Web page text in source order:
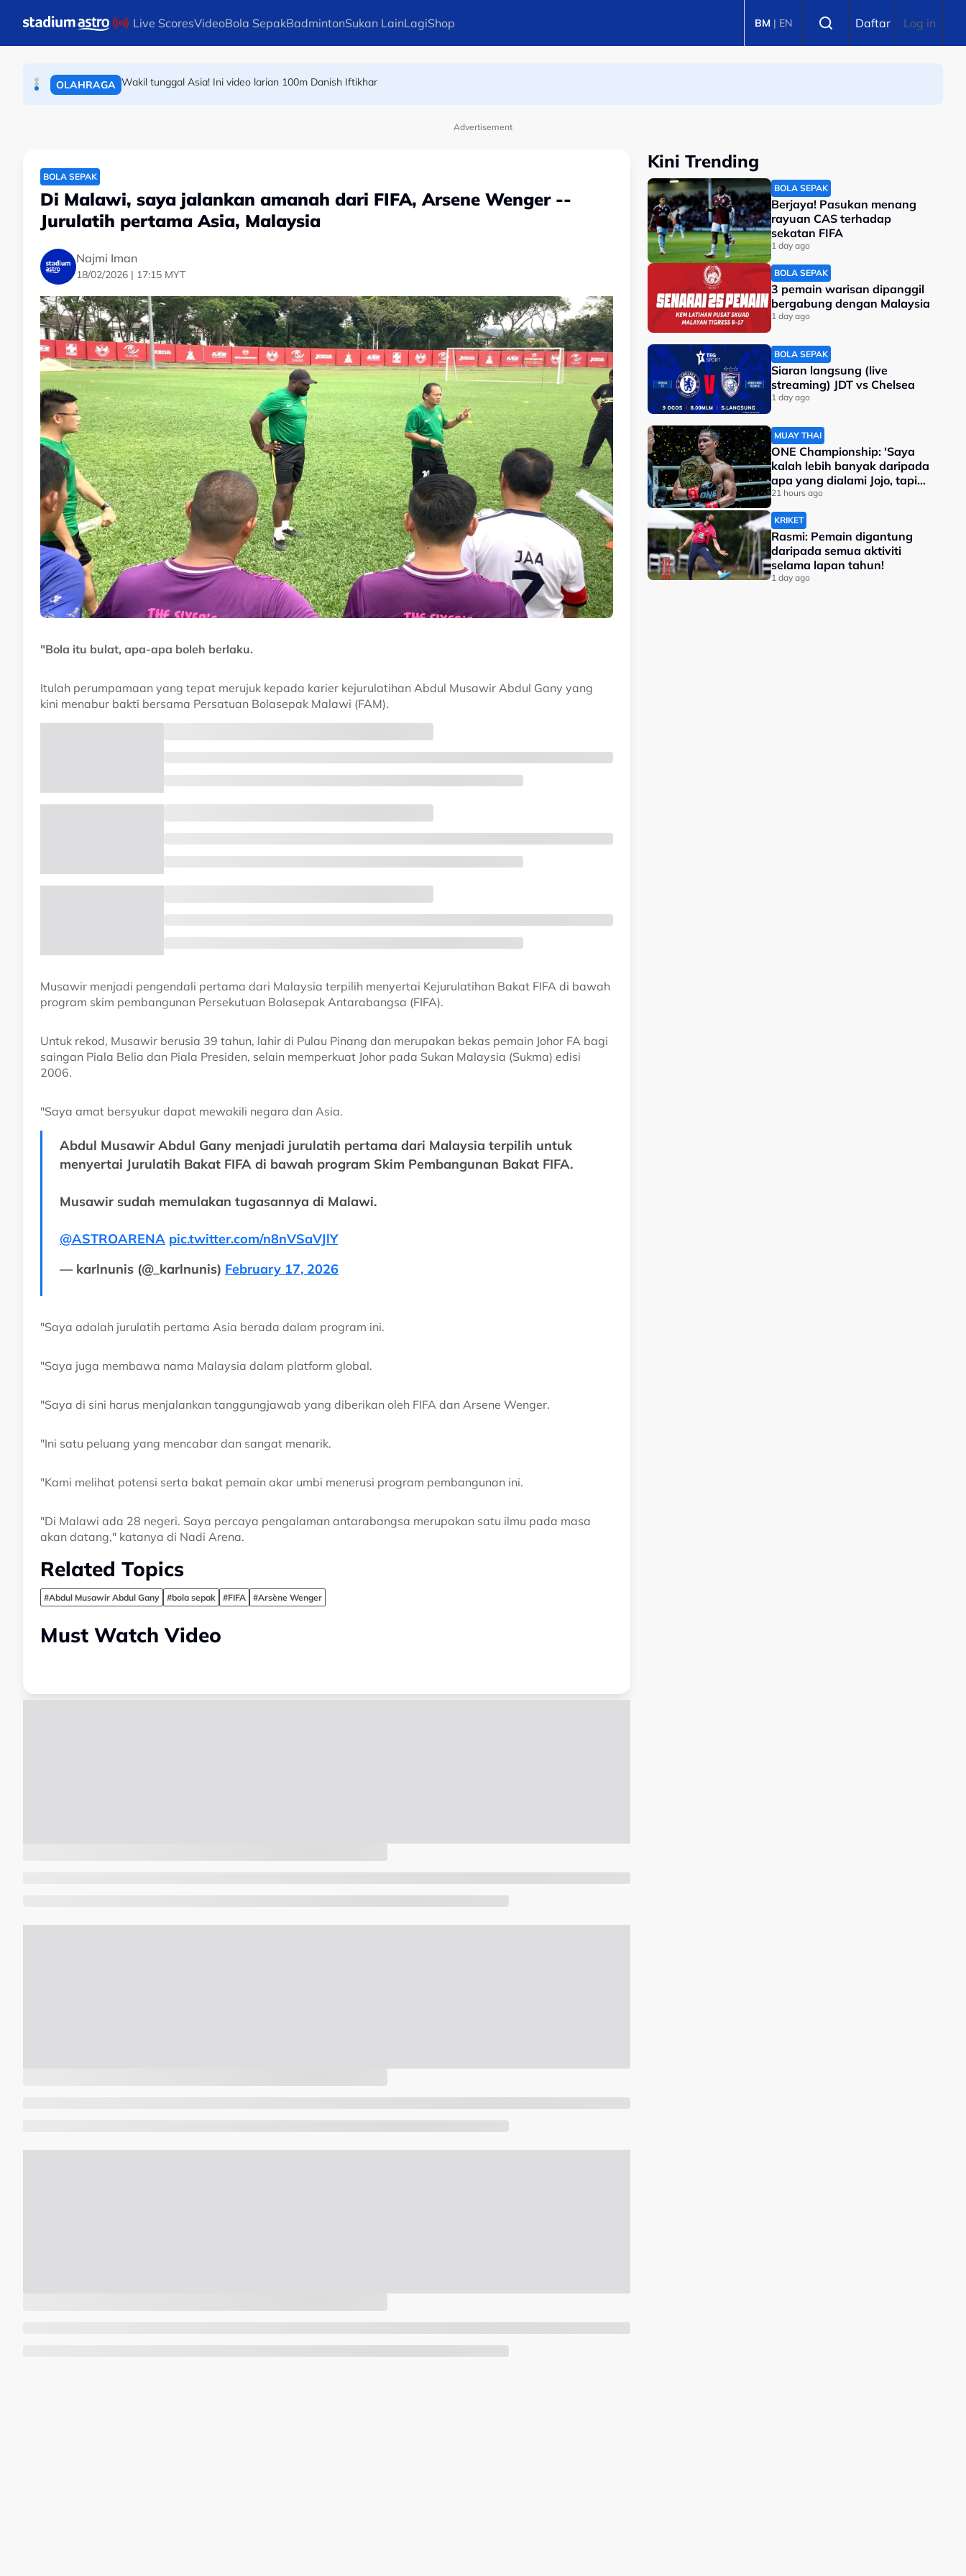
Live ScoresVideoBola SepakBadmintonSukan LainLagiShop BM | EN Daftar Log in
BERITA SUKAN AM
OLAHRAGA Wakil tunggal Asia! Ini video larian 100m Danish Iftikhar
Advertisement
BOLA SEPAK
Di Malawi, saya jalankan amanah dari FIFA, Arsene Wenger --
Jurulatih pertama Asia, Malaysia
Najmi Iman
18/02/2026 | 17:15 MYT
"Bola itu bulat, apa-apa boleh berlaku.
Itulah perumpamaan yang tepat merujuk kepada karier kejurulatihan Abdul Musawir Abdul Gany yang
kini menabur bakti bersama Persatuan Bolasepak Malawi (FAM).
Musawir menjadi pengendali pertama dari Malaysia terpilih menyertai Kejurulatihan Bakat FIFA di bawah
program skim pembangunan Persekutuan Bolasepak Antarabangsa (FIFA).
Untuk rekod, Musawir berusia 39 tahun, lahir di Pulau Pinang dan merupakan bekas pemain Johor FA bagi
saingan Piala Belia dan Piala Presiden, selain memperkuat Johor pada Sukan Malaysia (Sukma) edisi
2006.
"Saya amat bersyukur dapat mewakili negara dan Asia.
Abdul Musawir Abdul Gany menjadi jurulatih pertama dari Malaysia terpilih untuk
menyertai Jurulatih Bakat FIFA di bawah program Skim Pembangunan Bakat FIFA.
Musawir sudah memulakan tugasannya di Malawi.
@ASTROARENA pic.twitter.com/n8nVSaVJlY
— karlnunis (@_karlnunis) February 17, 2026
"Saya adalah jurulatih pertama Asia berada dalam program ini.
"Saya juga membawa nama Malaysia dalam platform global.
"Saya di sini harus menjalankan tanggungjawab yang diberikan oleh FIFA dan Arsene Wenger.
"Ini satu peluang yang mencabar dan sangat menarik.
"Kami melihat potensi serta bakat pemain akar umbi menerusi program pembangunan ini.
"Di Malawi ada 28 negeri. Saya percaya pengalaman antarabangsa merupakan satu ilmu pada masa
akan datang," katanya di Nadi Arena.
Related Topics
#Abdul Musawir Abdul Gany #bola sepak #FIFA #Arsène Wenger
Must Watch Video
Kini Trending
BOLA SEPAK
Berjaya! Pasukan menang
rayuan CAS terhadap
sekatan FIFA
1 day ago
BOLA SEPAK
3 pemain warisan dipanggil
bergabung dengan Malaysia
1 day ago
BOLA SEPAK
Siaran langsung (live
streaming) JDT vs Chelsea
1 day ago
MUAY THAI
ONE Championship: 'Saya
kalah lebih banyak daripada
apa yang dialami Jojo, tapi
saya jadi juara dunia'
21 hours ago
KRIKET
Rasmi: Pemain digantung
daripada semua aktiviti
selama lapan tahun!
1 day ago